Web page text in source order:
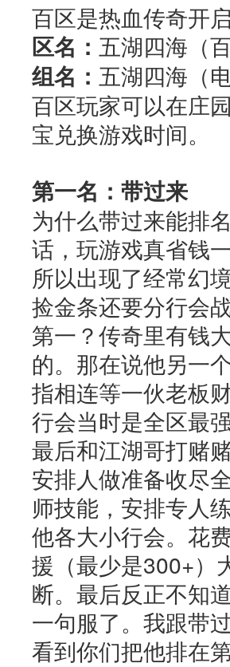
百区是热血传奇开
区名： 五湖四海（
组名： 五湖四海（电
百区玩家可以在庄
宝兑换游戏时间。
第一名：带过来
为什么带过来能排
话，玩游戏真省钱
所以出现了经常幻
捡金条还要分行会
第一？传奇里有钱
的。那在说他另一
指相连等一伙老板
行会当时是全区最
最后和江湖哥打赌
安排人做准备收尽
师技能，安排专人
他各大小行会。花
援（最少是300+）
断。最后反正不知
一句服了。我跟带
看到你们把他排在